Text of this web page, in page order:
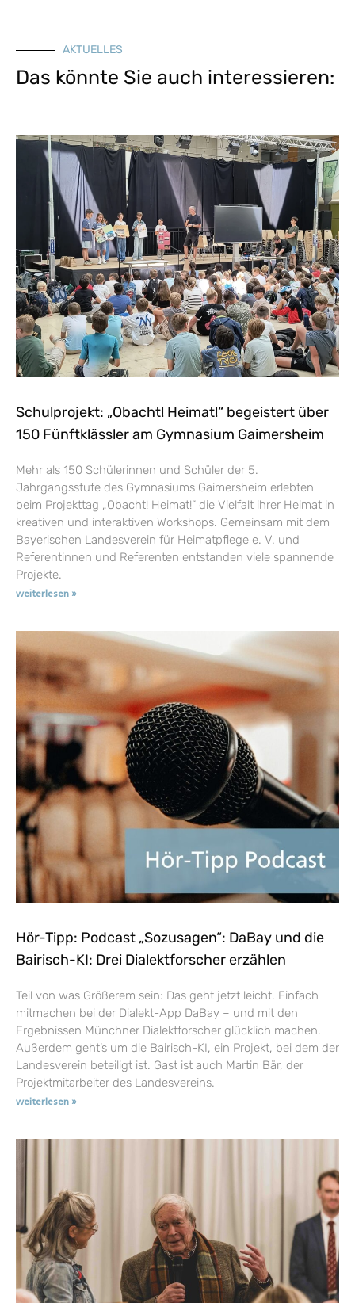
AKTUELLES
Das könnte Sie auch interessieren:
Schulprojekt: „Obacht! Heimat!“ begeistert über
150 Fünftklässler am Gymnasium Gaimersheim
Mehr als 150 Schülerinnen und Schüler der 5.
Jahrgangsstufe des Gymnasiums Gaimersheim erlebten
beim Projekttag „Obacht! Heimat!“ die Vielfalt ihrer Heimat in
kreativen und interaktiven Workshops. Gemeinsam mit dem
Bayerischen Landesverein für Heimatpflege e. V. und
Referentinnen und Referenten entstanden viele spannende
Projekte.
weiterlesen »
Hör-Tipp: Podcast „Sozusagen“: DaBay und die
Bairisch-KI: Drei Dialektforscher erzählen
Teil von was Größerem sein: Das geht jetzt leicht. Einfach
mitmachen bei der Dialekt-App DaBay – und mit den
Ergebnissen Münchner Dialektforscher glücklich machen.
Außerdem geht’s um die Bairisch-KI, ein Projekt, bei dem der
Landesverein beteiligt ist. Gast ist auch Martin Bär, der
Projektmitarbeiter des Landesvereins.
weiterlesen »